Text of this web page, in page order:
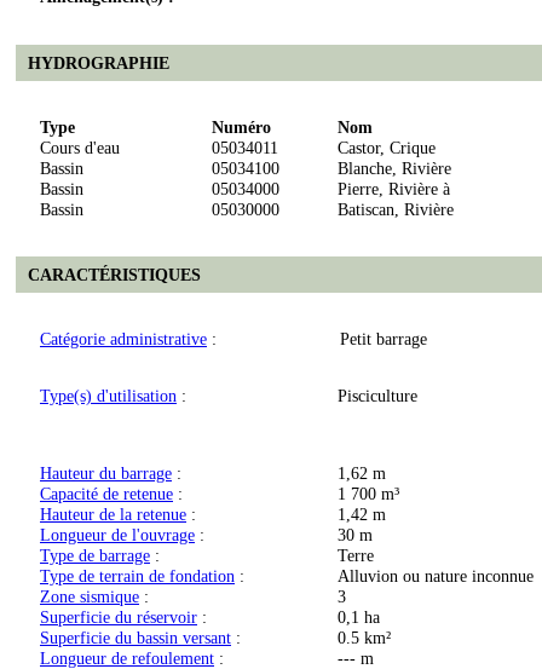
HYDROGRAPHIE
Type Numéro
Nom
Cours d'eau
05034011
Castor, Crique
Bassin
05034100
Blanche, Rivière
Bassin
05034000
Pierre, Rivière à
Bassin
05030000 Batiscan, Rivière
CARACTÉRISTIQUES
Catégorie administrative : Petit barrage
Type(s) d'utilisation : Pisciculture
Hauteur du barrage :
1,62 m
Capacité de retenue :
1 700 m³
Hauteur de la retenue :
1,42 m
Longueur de l'ouvrage :
30 m
Type de barrage :
Terre
Type de terrain de fondation :
Alluvion ou nature inconnue
Zone sismique :
3
Superficie du réservoir :
0,1 ha
Superficie du bassin versant :
0.5 km²
Longueur de refoulement : --- m